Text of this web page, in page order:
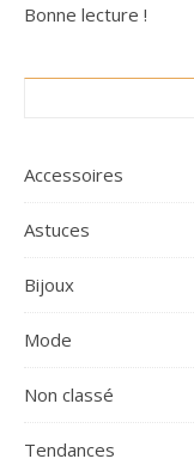
Bonne lecture !
Accessoires
Astuces
Bijoux
Mode
Non classé
Tendances